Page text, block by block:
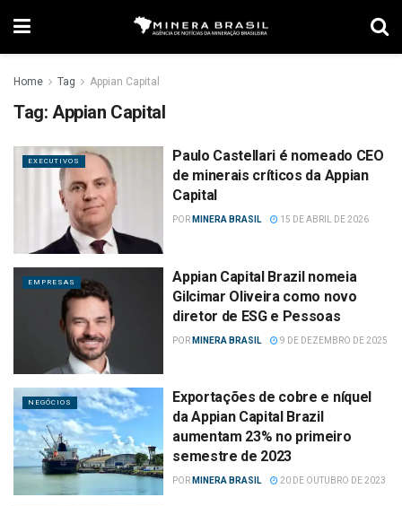
Home Tag Appian Capital
Tag: Appian Capital
EXECUTIVOS
Paulo Castellari é nomeado CEO
de minerais críticos da Appian
Capital
POR MINERA BRASIL 15 DE ABRIL DE 2026
EMPRESAS
Appian Capital Brazil nomeia
Gilcimar Oliveira como novo
diretor de ESG e Pessoas
POR MINERA BRASIL 9 DE DEZEMBRO DE 2025
NEGÓCIOS
Exportações de cobre e níquel
da Appian Capital Brazil
aumentam 23% no primeiro
semestre de 2023
POR MINERA BRASIL 20 DE OUTUBRO DE 2023